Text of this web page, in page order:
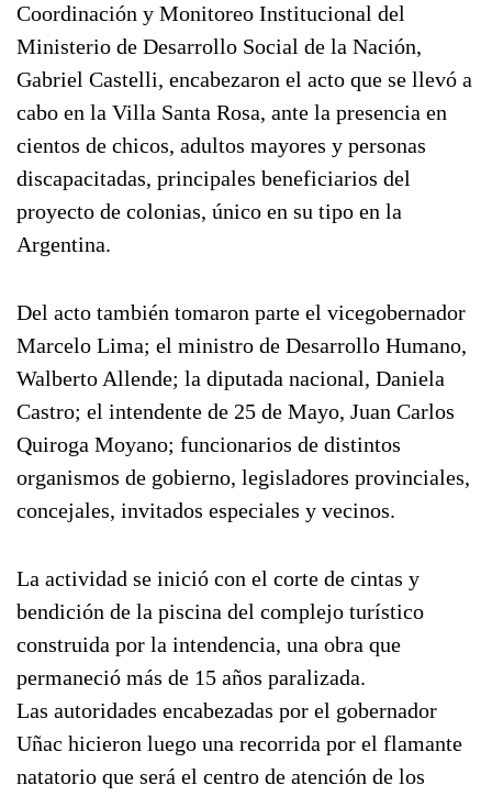
Coordinación y Monitoreo Institucional del
Ministerio de Desarrollo Social de la Nación,
Gabriel Castelli, encabezaron el acto que se llevó a
cabo en la Villa Santa Rosa, ante la presencia en
cientos de chicos, adultos mayores y personas
discapacitadas, principales beneficiarios del
proyecto de colonias, único en su tipo en la
Argentina.
Del acto también tomaron parte el vicegobernador
Marcelo Lima; el ministro de Desarrollo Humano,
Walberto Allende; la diputada nacional, Daniela
Castro; el intendente de 25 de Mayo, Juan Carlos
Quiroga Moyano; funcionarios de distintos
organismos de gobierno, legisladores provinciales,
concejales, invitados especiales y vecinos.
La actividad se inició con el corte de cintas y
bendición de la piscina del complejo turístico
construida por la intendencia, una obra que
permaneció más de 15 años paralizada.
Las autoridades encabezadas por el gobernador
Uñac hicieron luego una recorrida por el flamante
natatorio que será el centro de atención de los